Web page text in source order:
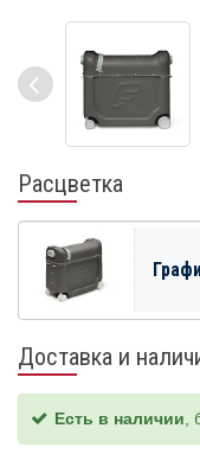
Расцветка
Доставка и
Есть в наличии